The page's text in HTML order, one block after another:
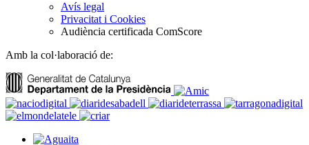
Avís legal
Privacitat i Cookies
Audiència certificada ComScore
Amb la col·laboració de: